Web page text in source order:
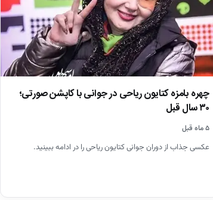
چهره بامزه کتایون ریاحی در جوانی با کاپشن صورتی؛
۳۰ سال قبل
۵ ماه قبل
عکسی جذاب از دوران جوانی کتایون ریاحی را در ادامه ببینید.